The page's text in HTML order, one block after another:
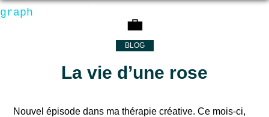
💼
BLOG
La vie d’une rose
Nouvel épisode dans ma thérapie créative. Ce mois-ci,